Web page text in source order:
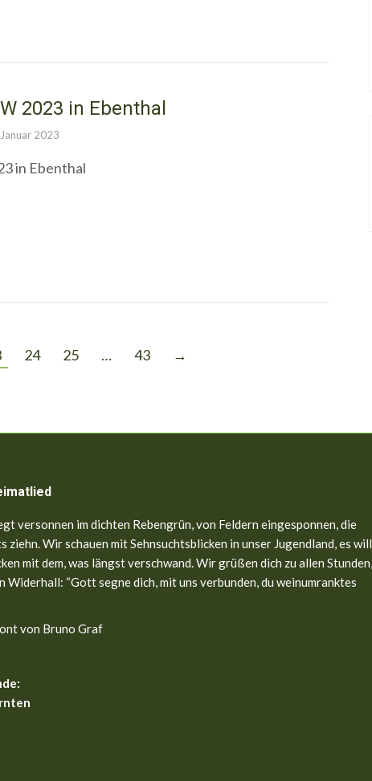
2023 in Ebenthal
2023
in Ebenthal
24 25 … 43 →
versonnen im dichten Rebengrün, von Feldern eingesponnen, die
ziehn. Wir schauen mit Sehnsuchtsblicken in unser Jugendland, es will
mit dem, was längst verschwand. Wir grüßen dich zu allen Stunden,
Widerhall: “Gott segne dich, mit uns verbunden, du weinumranktes
von Bruno Graf